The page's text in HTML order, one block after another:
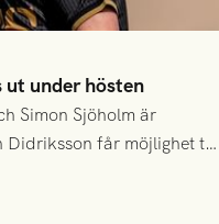
ut under hösten
Simon Sjöholm är
Didriksson får möjlighet till